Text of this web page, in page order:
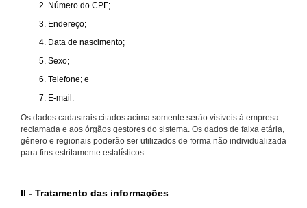
Número do CPF;
Endereço;
Data de nascimento;
Sexo;
Telefone; e
E-mail.
Os dados cadastrais citados acima somente serão visíveis à empresa
reclamada e aos órgãos gestores do sistema. Os dados de faixa etária,
gênero e regionais poderão ser utilizados de forma não individualizada
para fins estritamente estatísticos.
II - Tratamento das informações